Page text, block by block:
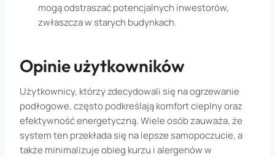
mogą odstraszać potencjalnych inwestorów,
zwłaszcza w starych budynkach.
Opinie użytkowników
Użytkownicy, którzy zdecydowali się na ogrzewanie
podłogowe, często podkreślają komfort cieplny oraz
efektywność energetyczną. Wiele osób zauważa, że
system ten przekłada się na lepsze samopoczucie, a
także minimalizuje obieg kurzu i alergenów w